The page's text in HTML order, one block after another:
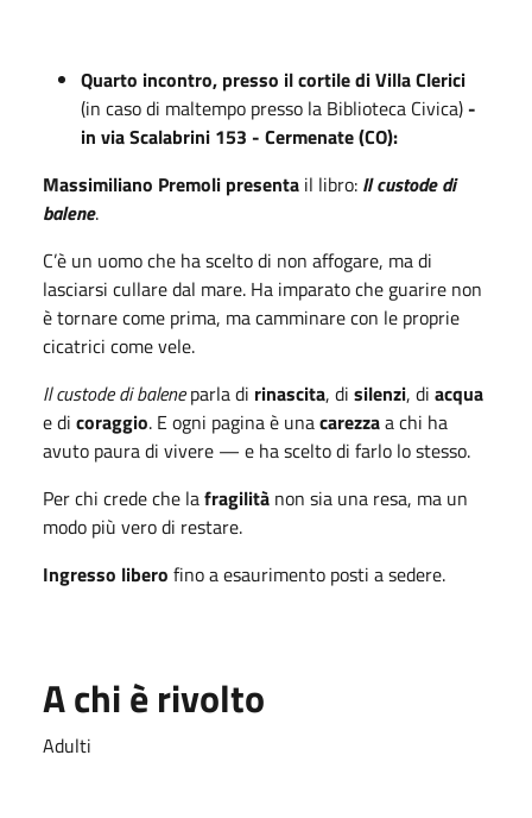
Quarto incontro, presso il cortile di Villa Clerici
(in caso di maltempo presso la Biblioteca Civica)-
in via Scalabrini 153 - Cermenate (CO):
Massimiliano Premoli presenta il libro: Il custode di
balene.
C’è un uomo che ha scelto di non affogare, ma di
lasciarsi cullare dal mare. Ha imparato che guarire non
ètornare come prima, ma camminare con le proprie
cicatrici come vele.
Il custode di baleneparla di rinascita, di silenzi, di acqua
e di coraggio. E ogni pagina è unacarezzaa chi ha
avuto paura di vivere — e ha scelto di farlo lo stesso.
Per chi crede che lafragilità non sia una resa, ma un
modo più vero di restare.
Ingresso libero fino a esaurimento posti a sedere.
A chi è rivolto
Adulti